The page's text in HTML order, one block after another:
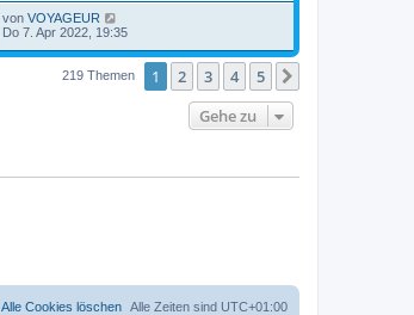
von VOYAGEUR
Do 7. Apr 2022, 19:35
219 Themen 1 2 3 4 5
Gehe zu
Alle Zeiten sind UTC+01:00
Alle Cookies löschen